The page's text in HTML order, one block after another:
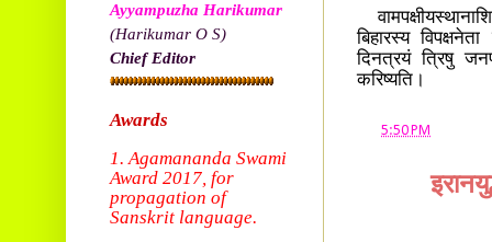
बिहारस्य
दिनत्रयं त्रिषु
करिष्यति।
5:50 PM
Ayyampuzha Harikumar
(Harikumar O S)
Chief Editor
Awards
1. Agamananda Swami
Award 2017, for
propagation of
Sanskrit language.